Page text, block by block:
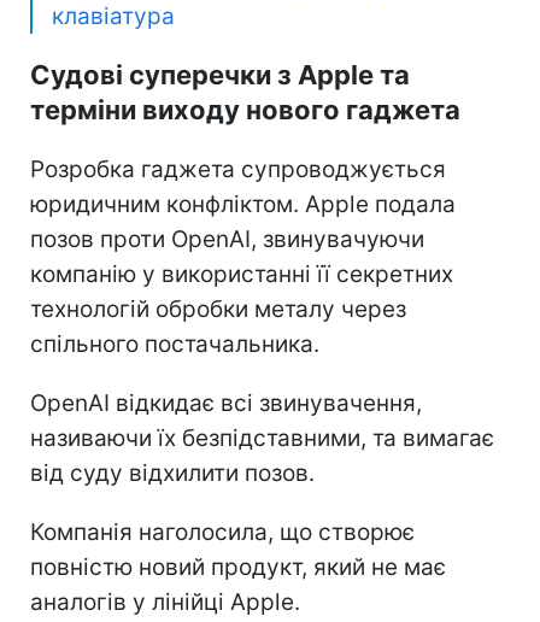
клавіатура
Судові суперечки з Apple та
терміни виходу нового гаджета
Розробка гаджета супроводжується
юридичним конфліктом. Apple подала
позов проти OpenAI, звинувачуючи
компанію у використанні її секретних
технологій обробки металу через
спільного постачальника.
OpenAI відкидає всі звинувачення,
називаючи їх безпідставними, та вимагає
від суду відхилити позов.
Компанія наголосила, що створює
повністю новий продукт, який не має
аналогів у лінійці Apple.